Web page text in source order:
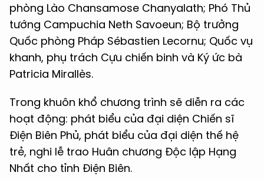
phòng Lào Chansamose Chanyalath; Phó Thủ
tướng Campuchia Neth Savoeun; Bộ trưởng
Quốc phòng Pháp Sébastien Lecornu; Quốc vụ
khanh, phụ trách Cựu chiến binh và Ký ức bà
Patricia Mirallès.
Trong khuôn khổ chương trình sẽ diễn ra các
hoạt động: phát biểu của đại diện Chiến sĩ
Điện Biên Phủ, phát biểu của đại diện thế hệ
trẻ, nghi lễ trao Huân chương Độc lập Hạng
Nhất cho tỉnh Điện Biên.